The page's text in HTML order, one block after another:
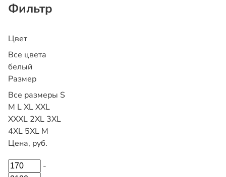
Фильтр
Цвет
Все цвета
белый
Размер
Все размеры S
M LXLXXL
XXXL 2XL 3XL
4XL 5XL М
Цена, руб.
-